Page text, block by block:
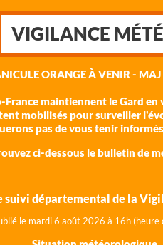
VIGILANCE
ORANGE À VENIR -
France maintiennent le Gard en
mobilisés pour surveiller
pas de vous tenir
ci-dessous le bulletin de
suivi départemental de la
le mardi 6 août 2026 à 16h (heure